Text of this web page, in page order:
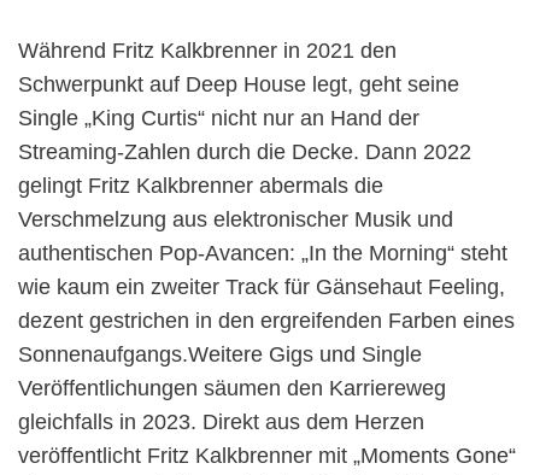
Während Fritz Kalkbrenner in 2021 den
Schwerpunkt auf Deep House legt, geht seine
Single „King Curtis“ nicht nur an Hand der
Streaming-Zahlen durch die Decke. Dann 2022
gelingt Fritz Kalkbrenner abermals die
Verschmelzung aus elektronischer Musik und
authentischen Pop-Avancen: „In the Morning“ steht
wie kaum ein zweiter Track für Gänsehaut Feeling,
dezent gestrichen in den ergreifenden Farben eines
Sonnenaufgangs.Weitere Gigs und Single
Veröffentlichungen säumen den Karriereweg
gleichfalls in 2023. Direkt aus dem Herzen
veröffentlicht Fritz Kalkbrenner mit „Moments Gone“